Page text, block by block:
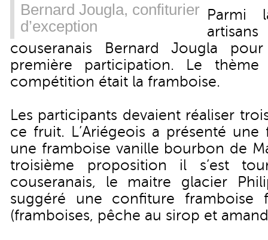
Bernard Jougla, confiturier
d’exception
Parmi
couseranais Bernard Jougla
première participation. Le
compétition était la framboise.
Les participants devaient réaliser
ce fruit. L’Ariégeois a présenté une
une framboise vanille bourbon de
troisième proposition il s’est
couseranais, le maitre glacier
suggéré une confiture framboise
(framboises, pêche au sirop et